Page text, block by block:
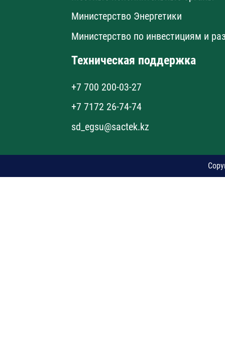
Министерство Энергетики
Министерство по инвестициям и
Техническая поддержка
+7 700 200-03-27
+7 7172 26-74-74
sd_egsu@sactek.kz